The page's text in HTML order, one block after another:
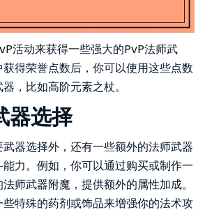
活动来获得一些强大的PvP法师武
得荣誉点数后，你可以使用这些点数
，比如高阶元素之杖。
器选择
器选择外，还有一些额外的法师武器
力。例如，你可以通过购买或制作一
师武器附魔，提供额外的属性加成。
特殊的药剂或饰品来增强你的法术攻